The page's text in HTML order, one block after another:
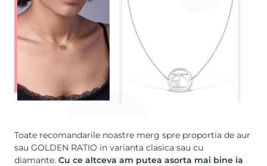
Toate recomandarile noastre merg spre proportia de aur
sau GOLDEN RATIO in varianta clasica sau cu
diamante. Cu ce altceva am putea asorta mai bine ia